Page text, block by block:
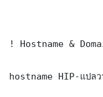
! Hostname &
hostname HIP-แปลว